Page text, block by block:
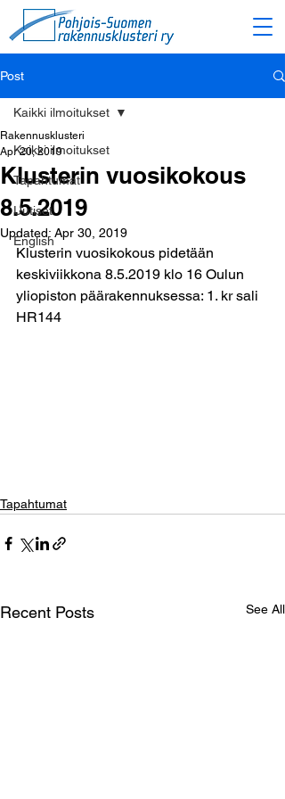
Post
Kaikki ilmoitukset
Tapahtumat
Uutiset
English
Kaikki ilmoitukset
Klusterin vuosikokous
8.5.2019
Rakennusklusteri
Apr 20, 2019
Updated: Apr 30, 2019
Klusterin vuosikokous pidetään
keskiviikkona 8.5.2019 klo 16 Oulun
yliopiston päärakennuksessa: 1. kr sali
HR144
Tapahtumat
Recent Posts See All